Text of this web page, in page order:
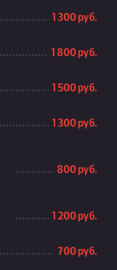
1 300 руб.
1 800 руб.
1 500 руб.
1 300 руб.
800 руб.
1 200 руб.
700 руб.